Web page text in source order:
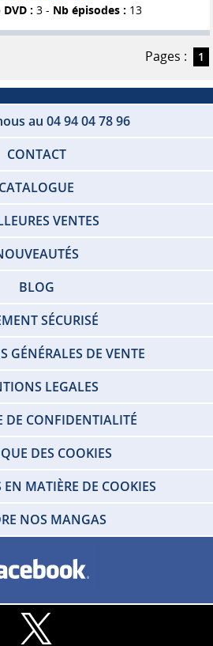
DVD : 3 - Nb épisodes : 13
Pages : 1
au 04 94 04 78 96
CONTACT
CATALOGUE
VENTES
BLOG
SÉCURISÉ
GÉNÉRALES DE VENTE
LEGALES
DE CONFIDENTIALITÉ
DES COOKIES
EN MATIÈRE DE COOKIES
NOS MANGAS